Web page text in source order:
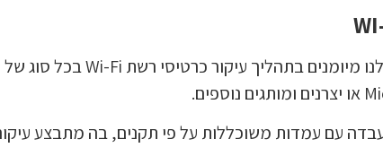
עם עמדות משוכללות על פי תקנים, בה מתבצע